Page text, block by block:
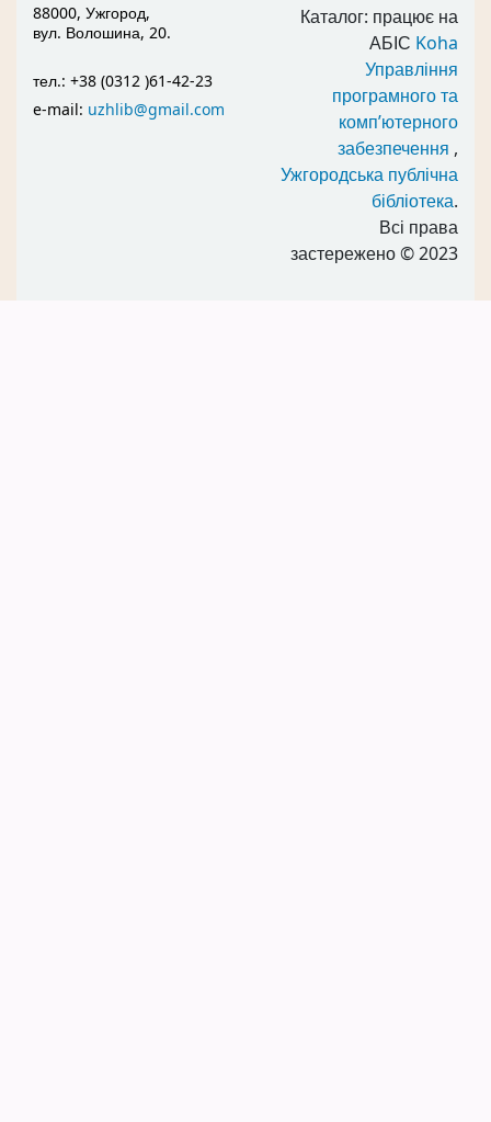
88000, Ужгород,
вул. Волошина, 20.
тел.: +38 (0312 )61-42-23
e-mail: uzhlib@gmail.com
Каталог: працює на
АБІС Koha
Управління
програмного та
комп’ютерного
забезпечення ,
Ужгородська публічна
бібліотека.
Всі права
застережено© 2023